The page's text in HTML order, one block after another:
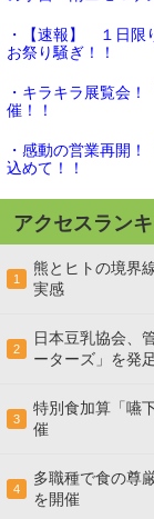
・【速報】 １日限
お祭り騒ぎ！！
・キラキラ展覧会
催！！
・感動の営業再開
込めて！！
アクセスラン
1
熊とヒトの境界
実感
2
日本豆乳協会、
ーターズ」を発足
3
特別食加算「嚥
催
4
多職種で食の尊
を開催